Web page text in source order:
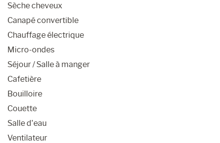
Sèche cheveux
Canapé convertible
Chauffage électrique
Micro-ondes
Séjour / Salle à manger
Cafetière
Bouilloire
Couette
Salle d’eau
Ventilateur